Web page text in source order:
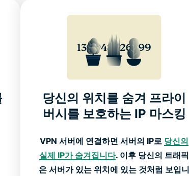
당신의 위치를 숨겨 프라이
버시를 보호하는 IP 마스킹
VPN 서버에 연결하면 서버의 IP로 당신의
실제 IP가 숨겨집니다. 이후 당신의 트래픽
은 서버가 있는 위치에 있는 것처럼 보입니